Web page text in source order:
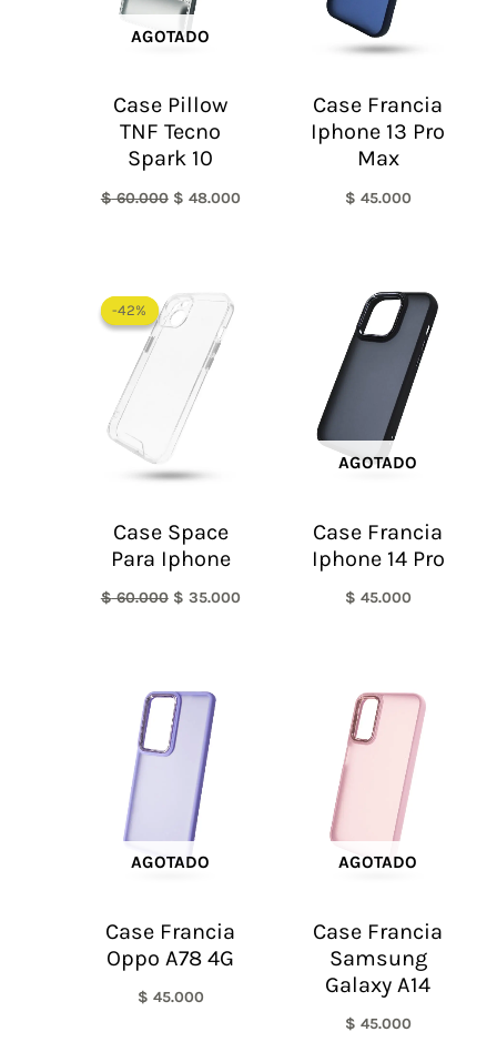
AGOTADO
Case Pillow
TNF Tecno
Spark 10
$60.000 $ 48.000
Case Francia
Iphone 13 Pro
Max
$ 45.000
-42%
-42%
Case Space
Para Iphone
$60.000
precio
original
$ 60.000.
$ 35.000
AGOTADO
Case Francia
Iphone 14 Pro
$ 45.000
AGOTADO
Case Francia
Oppo A78 4G
$ 45.000
AGOTADO
Case Francia
Samsung
Galaxy A14
$ 45.000